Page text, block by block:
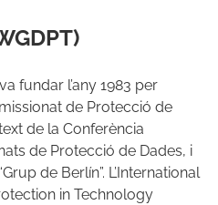
fundar l’any 1983 per
de Protecció de
de la Conferència
de Protecció de Dades, i
de Berlín”. L’International
in Technology